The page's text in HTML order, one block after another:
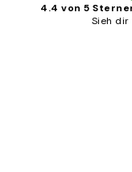
4.4 von 5
Sieh dir